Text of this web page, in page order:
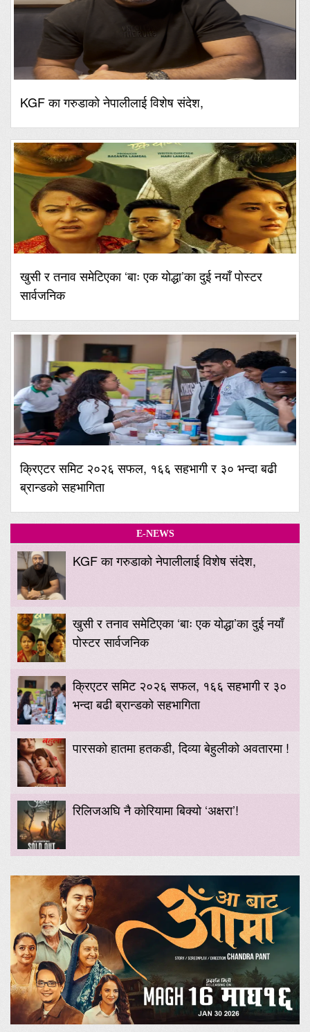
KGF का गरुडाको नेपालीलाई विशेष संदेश,
खुसी र तनाव समेटिएका ‘बाः एक योद्धा’का दुई नयाँ पोस्टर
सार्वजनिक
क्रिएटर समिट २०२६ सफल, १६६ सहभागी र ३० भन्दा बढी
ब्रान्डको सहभागिता
E-NEWS
KGF का गरुडाको नेपालीलाई विशेष संदेश,
खुसी र तनाव समेटिएका ‘बाः एक योद्धा’का दुई नयाँ
पोस्टर सार्वजनिक
क्रिएटर समिट २०२६ सफल, १६६ सहभागी र ३०
भन्दा बढी ब्रान्डको सहभागिता
पारसको हातमा हतकडी, दिव्या बेहुलीको अवतारमा !
रिलिजअघि नै कोरियामा बिक्यो ‘अक्षरा’!